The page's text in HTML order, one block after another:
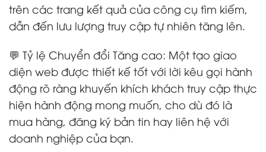
trên các trang kết quả của công cụ tìm kiếm,
dẫn đến lưu lượng truy cập tự nhiên tăng lên.
💬 Tỷ lệ Chuyển đổi Tăng cao: Một tạo giao
diện web được thiết kế tốt với lời kêu gọi hành
động rõ ràng khuyến khích khách truy cập thực
hiện hành động mong muốn, cho dù đó là
mua hàng, đăng ký bản tin hay liên hệ với
doanh nghiệp của bạn.